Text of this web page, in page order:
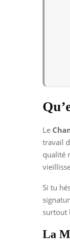
Le
travail
qualité
Si tu
surtout
La